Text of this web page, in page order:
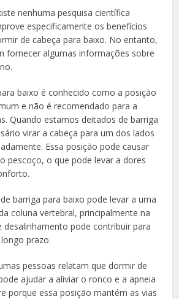
nenhuma pesquisa científica
especificamente os benefícios
de cabeça para baixo. No entanto,
fornecer algumas informações sobre
baixo é conhecido como a posição
e não é recomendado para a
Quando estamos deitados de barriga
virar a cabeça para um dos lados
Essa posição pode causar
pescoço, o que pode levar a dores
barriga para baixo pode levar a uma
coluna vertebral, principalmente na
desalinhamento pode contribuir para
prazo.
pessoas relatam que dormir de
ajudar a aliviar o ronco e a apneia
porque essa posição mantém as vias